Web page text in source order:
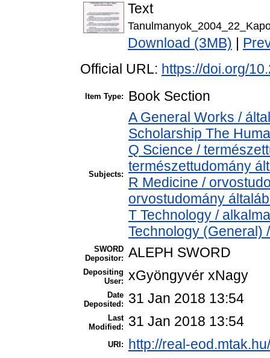
Text
Download (3MB)
Official URL: https://doi.org/
Item Type: Book Section
Subjects:
A General Works /
Scholarship The
Q Science /
természettudomány
R Medicine /
orvostudomány
T Technology /
Technology (General)
SWORD
Depositor: ALEPH SWORD
Depositing
User: xGyöngyvér xNagy
Date
Deposited:
31 Jan 2018 13:54
Last
Modified:
31 Jan 2018 13:54
URI: http://real-